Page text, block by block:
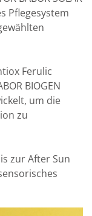
Pflegesystem
Ferulic
BIOGEN
um die
zu
zur After Sun